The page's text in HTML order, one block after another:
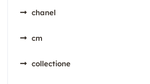
chanel
cm
collectione